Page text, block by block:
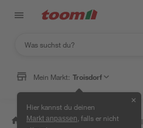
Mein Markt: Troisdorf
Hier kannst du deinen
Markt anpassen , falls er nicht
✕
/ Garten & Freizeit / Gartenmöbel